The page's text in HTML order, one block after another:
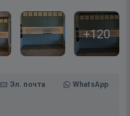
+120
Эл. почта WhatsApp